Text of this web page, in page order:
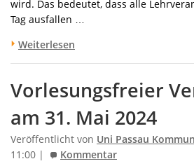
wird. Das bedeutet, dass alle
Tag ausfallen …
Weiterlesen
Vorlesungsfreier
am 31. Mai 2024
Veröffentlicht von Uni Passau
11:00 |
Kommentar